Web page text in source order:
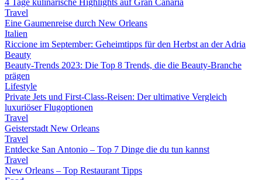
4 Tage kulinarische Highlights auf Gran Canaria
Travel
Eine Gaumenreise durch New Orleans
Italien
Riccione im September: Geheimtipps für den Herbst an der Adria
Beauty
Beauty-Trends 2023: Die Top 8 Trends, die die Beauty-Branche
prägen
Lifestyle
Private Jets und First-Class-Reisen: Der ultimative Vergleich
luxuriöser Flugoptionen
Travel
Geisterstadt New Orleans
Travel
Entdecke San Antonio – Top 7 Dinge die du tun kannst
Travel
New Orleans – Top Restaurant Tipps